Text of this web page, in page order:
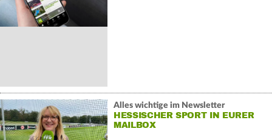
Alles wichtige im Newsletter
HESSISCHER SPORT IN EURER
MAILBOX